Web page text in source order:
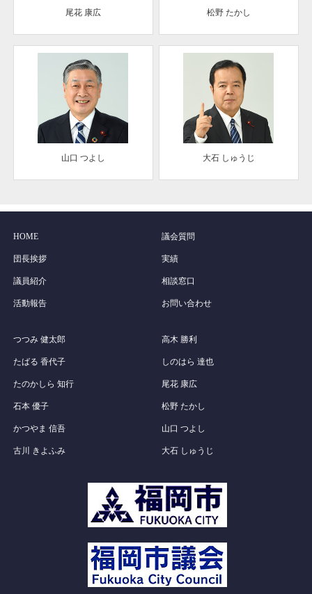
尾花 康広 松野 たかし
山口 つよし 大石 しゅうじ
HOME
団長挨拶
議員紹介
活動報告
議会質問
実績
相談窓口
お問い合わせ
つつみ 健太郎
たばる 香代子
たのかしら 知行
石本 優子
かつやま 信吾
古川 きよふみ
高木 勝利
しのはら 達也
尾花 康広
松野 たかし
山口 つよし
大石 しゅうじ